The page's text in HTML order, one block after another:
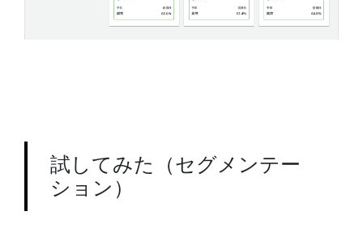
試してみた（セグメンテー
ション）